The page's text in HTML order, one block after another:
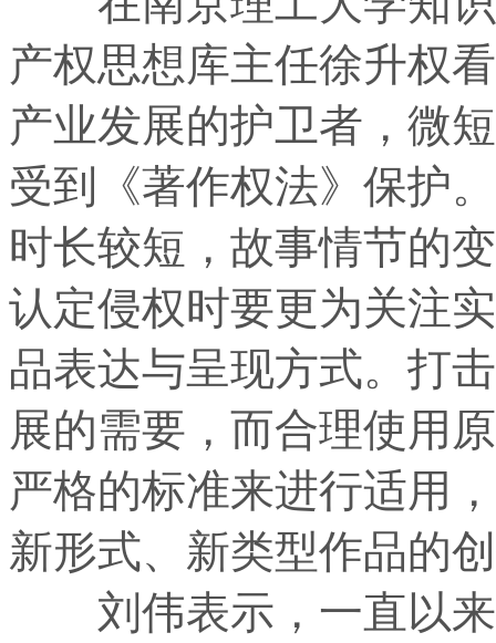
产权思想库主任徐升权
产业发展的护卫者，微
受到《著作权法》保护
时长较短，故事情节的
认定侵权时要更为关注
品表达与呈现方式。打
展的需要，而合理使用
严格的标准来进行适用
新形式、新类型作品的
刘伟表示，一直以来